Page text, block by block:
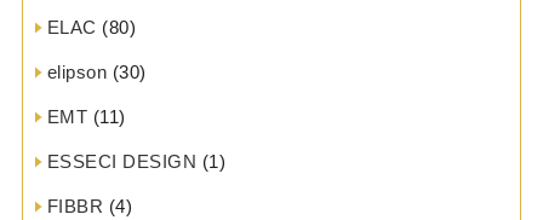
ELAC (80)
elipson (30)
EMT (11)
ESSECI DESIGN (1)
FIBBR (4)